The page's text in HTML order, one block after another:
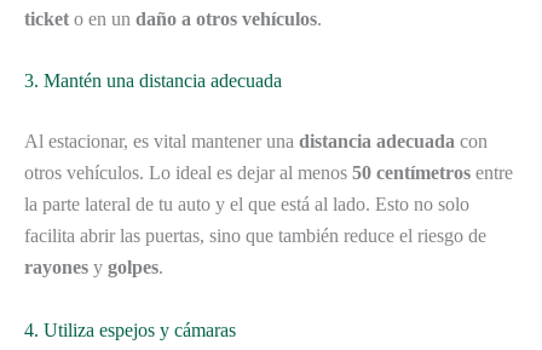
ticket o en un daño a otros vehículos.
3. Mantén una distancia adecuada
Al estacionar, es vital mantener una distancia adecuada con
otros vehículos. Lo ideal es dejar al menos 50 centímetros entre
la parte lateral de tu auto y el que está al lado. Esto no solo
facilita abrir las puertas, sino que también reduce el riesgo de
rayones y golpes.
4. Utiliza espejos y cámaras